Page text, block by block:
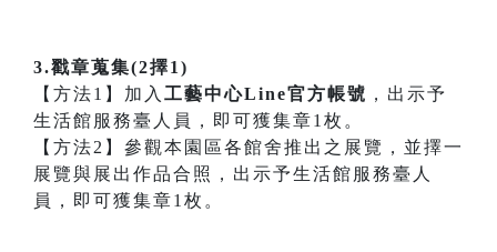
3.戳章蒐集(2擇1)
【方法1】加入 工藝中心Line官方帳號 ，出示予
生活館服務臺人員，即可獲集章1枚。
【方法2】參觀本園區各館舍推出之展覽，並擇一
展覽與展出作品合照，出示予生活館服務臺人
員，即可獲集章1枚。